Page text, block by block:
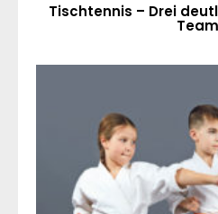
Tischtennis – Drei